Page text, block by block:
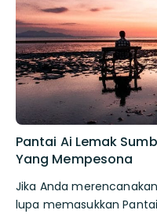
Pantai Ai Lemak
Yang Mempesona
Jika Anda
lupa memasukkan